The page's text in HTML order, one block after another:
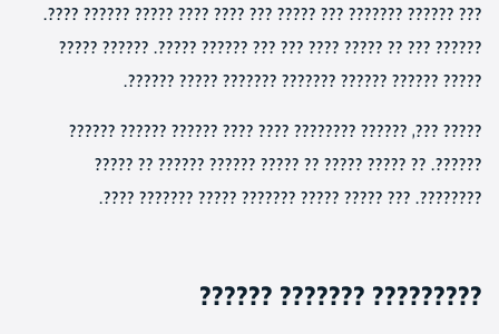
??? ?????? ??????? ??? ????? ??? ???? ???? ????? ?????? ????.
?????? ??? ?? ????? ???? ??? ??? ?????? ?????. ?????? ?????
????? ?????? ?????? ??????? ??????? ????? ??????.
????? ???, ?????? ???????? ???? ???? ?????? ?????? ??????
??????. ?? ????? ????? ?? ????? ?????? ?????? ?? ?????
????????. ??? ????? ????? ??????? ????? ??????? ????.
????????? ??????? ??????